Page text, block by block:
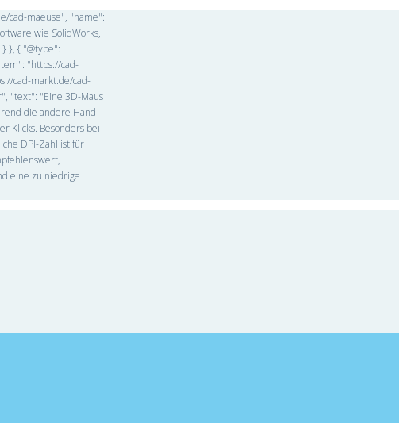
cad-maeuse", "name":
wie SolidWorks,
}, { "@type":
"https://cad-
cad-markt.de/cad-
"text": "Eine 3D-Maus
die andere Hand
Klicks. Besonders bei
DPI-Zahl ist für
eine zu niedrige